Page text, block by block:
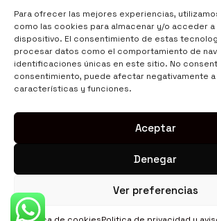
Para ofrecer las mejores experiencias,
como las cookies para almacenar y/o acceder
dispositivo. El consentimiento de estas
procesar datos como el comportamiento de
identificaciones únicas en este sitio. No
consentimiento, puede afectar negativamente
características y funciones.
Aceptar
Denegar
Ver preferencias
Politica de privacidad y aviso legal
Política de cookies